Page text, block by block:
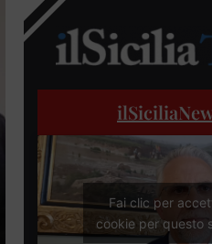
Fai clic per
cookie per questo